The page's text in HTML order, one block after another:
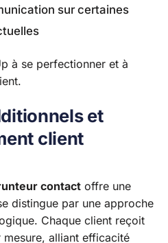
sur certaines
à se perfectionner et à
et
client
contact offre une
distingue par une approche
Chaque client reçoit
alliant efficacité